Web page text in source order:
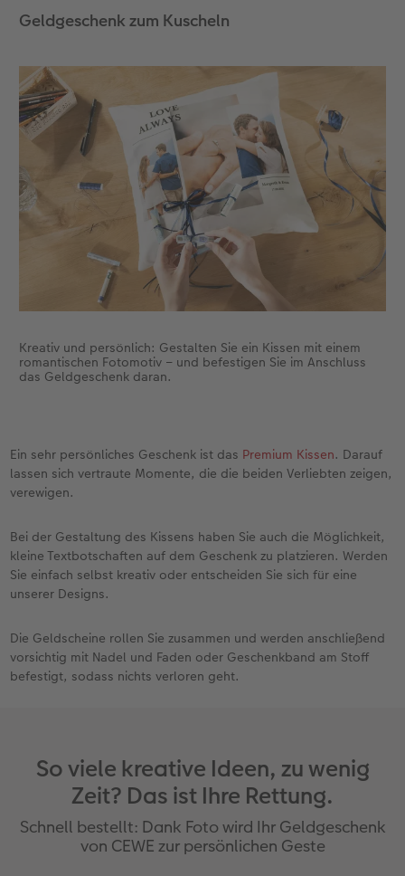
Geldgeschenk zum Kuscheln
Kreativ und persönlich: Gestalten Sie ein Kissen mit einem
romantischen Fotomotiv – und befestigen Sie im Anschluss
das Geldgeschenk daran.
Ein sehr persönliches Geschenk ist das Premium Kissen. Darauf
lassen sich vertraute Momente, die die beiden Verliebten zeigen,
verewigen.
Bei der Gestaltung des Kissens haben Sie auch die Möglichkeit,
kleine Textbotschaften auf dem Geschenk zu platzieren. Werden
Sie einfach selbst kreativ oder entscheiden Sie sich für eine
unserer Designs.
Die Geldscheine rollen Sie zusammen und werden anschließend
vorsichtig mit Nadel und Faden oder Geschenkband am Stoff
befestigt, sodass nichts verloren geht.
So viele kreative Ideen, zu wenig
Zeit? Das ist Ihre Rettung.
Schnell bestellt: Dank Foto wird Ihr Geldgeschenk
von CEWE zur persönlichen Geste